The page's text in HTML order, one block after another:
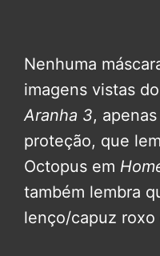
Nenhuma
imagens vistas
Aranha 3,
proteção, que
Octopus em
também lembra
lenço/capuz roxo